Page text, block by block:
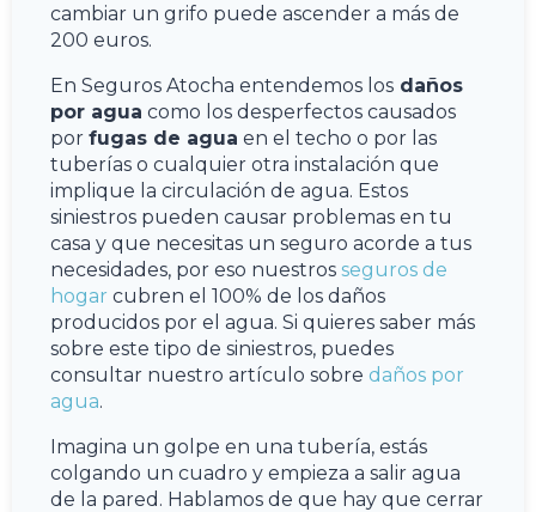
cambiar un grifo puede ascender a más de
200 euros.
En Seguros Atocha entendemos los daños
por agua como los desperfectos causados
por fugas de agua en el techo o por las
tuberías o cualquier otra instalación que
implique la circulación de agua. Estos
siniestros pueden causar problemas en tu
casa y que necesitas un seguro acorde a tus
necesidades, por eso nuestros seguros de
hogar cubren el 100% de los daños
producidos por el agua. Si quieres saber más
sobre este tipo de siniestros, puedes
consultar nuestro artículo sobre daños por
agua.
Imagina un golpe en una tubería, estás
colgando un cuadro y empieza a salir agua
de la pared. Hablamos de que hay que cerrar